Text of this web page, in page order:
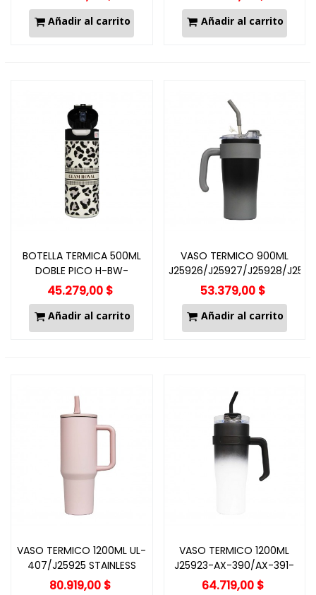
Añadir al carrito Añadir al carrito
BOTELLA TERMICA 500ML
DOBLE PICO H-BW-
1449/J25796
45.279,00 $
Añadir al carrito
VASO TERMICO 900ML
J25926/J25927/J25928/
53.379,00 $
Añadir al carrito
VASO TERMICO 1200ML UL-
407/J25925 STAINLESS
STEEL
80.919,00 $
VASO TERMICO 1200ML
J25923-AX-390/AX-391-
J25924
64.719,00 $